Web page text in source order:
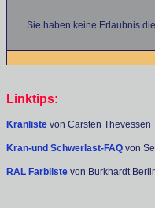
Sie haben keine Erlaubnis
Linktips:
Kranliste von Carsten Thevessen
Kran-und Schwerlast-FAQ von
RAL Farbliste von Burkhardt